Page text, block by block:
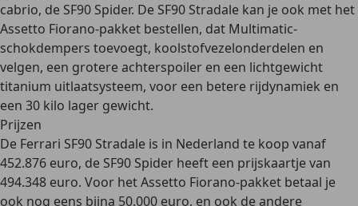
cabrio, de SF90 Spider. De SF90 Stradale kan je ook met het
Assetto Fiorano-pakket bestellen, dat Multimatic-
schokdempers toevoegt, koolstofvezelonderdelen en
velgen, een grotere achterspoiler en een lichtgewicht
titanium uitlaatsysteem, voor een betere rijdynamiek en
een 30 kilo lager gewicht.
Prijzen
De Ferrari SF90 Stradale is in Nederland te koop vanaf
452.876 euro, de SF90 Spider heeft een prijskaartje van
494.348 euro. Voor het Assetto Fiorano-pakket betaal je
ook nog eens bijna 50.000 euro, en ook de andere